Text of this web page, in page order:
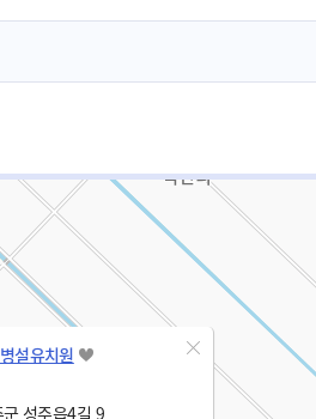
설유치원
성주읍4길 9